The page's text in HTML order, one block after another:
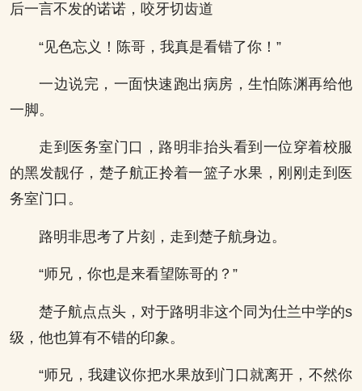
后一言不发的诺诺，咬牙切齿道
“见色忘义！陈哥，我真是看错了你！”
一边说完，一面快速跑出病房，生怕陈渊再给他
一脚。
走到医务室门口，路明非抬头看到一位穿着校服
的黑发靓仔，楚子航正拎着一篮子水果，刚刚走到医
务室门口。
路明非思考了片刻，走到楚子航身边。
“师兄，你也是来看望陈哥的？”
楚子航点点头，对于路明非这个同为仕兰中学的s
级，他也算有不错的印象。
“师兄，我建议你把水果放到门口就离开，不然你